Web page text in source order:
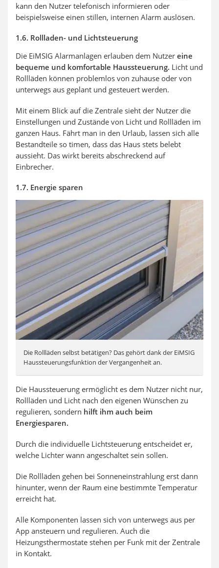
kann den Nutzer telefonisch informieren oder
beispielsweise einen stillen, internen Alarm auslösen.
1.6. Rollladen- und Lichtsteuerung
Die EiMSIG Alarmanlagen erlauben dem Nutzer eine
bequeme und komfortable Haussteuerung. Licht und
Rollläden können problemlos von zuhause oder von
unterwegs aus geplant und gesteuert werden.
Mit einem Blick auf die Zentrale sieht der Nutzer die
Einstellungen und Zustände von Licht und Rollläden im
ganzen Haus. Fährt man in den Urlaub, lassen sich alle
Bestandteile so timen, dass das Haus stets belebt
aussieht. Das wirkt bereits abschreckend auf
Einbrecher.
1.7. Energie sparen
Die Rollläden selbst betätigen? Das gehört dank der EiMSIG
Haussteuerungsfunktion der Vergangenheit an.
Die Haussteuerung ermöglicht es dem Nutzer nicht nur,
Rollläden und Licht nach den eigenen Wünschen zu
regulieren, sondern hilft ihm auch beim
Energiesparen.
Durch die individuelle Lichtsteuerung entscheidet er,
welche Lichter wann angeschaltet sein sollen.
Die Rollläden gehen bei Sonneneinstrahlung erst dann
hinunter, wenn der Raum eine bestimmte Temperatur
erreicht hat.
Alle Komponenten lassen sich von unterwegs aus per
App ansteuern und regulieren. Auch die
Heizungsthermostate stehen per Funk mit der Zentrale
in Kontakt.